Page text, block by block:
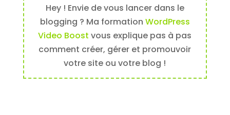
Hey ! Envie de vous lancer dans le
blogging ? Ma formation WordPress
Video Boost vous explique pas à pas
comment créer, gérer et promouvoir
votre site ou votre blog !